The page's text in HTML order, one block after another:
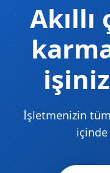
İşletmenizin
içinde